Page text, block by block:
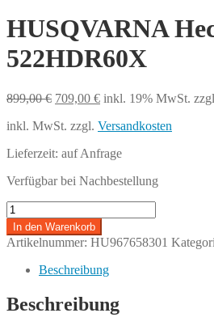
HUSQVARNA
522HDR60X
899,00€ Ursprünglicher
war:
709,00 €Aktueller
ist:
inkl. 19% MwSt.
inkl. MwSt. zzgl. Versandkosten
Lieferzeit: auf Anfrage
Verfügbar bei Nachbestellung
HUSQVARNA
Heckenscheren
522HDR60X
Menge
In den Warenkorb
Artikelnummer: HU967658301
Beschreibung
Beschreibung